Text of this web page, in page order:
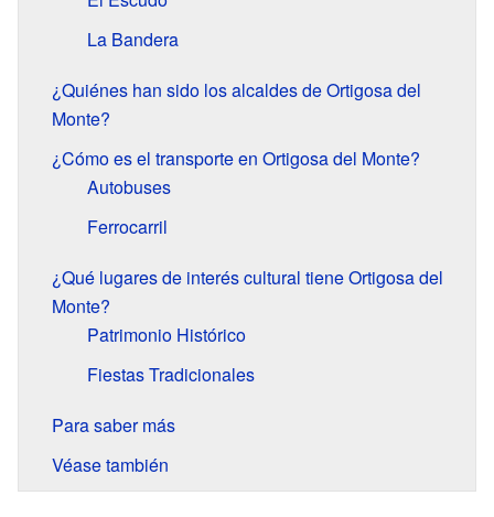
La Bandera
¿Quiénes han sido los alcaldes de Ortigosa del
Monte?
¿Cómo es el transporte en Ortigosa del Monte?
Autobuses
Ferrocarril
¿Qué lugares de interés cultural tiene Ortigosa del
Monte?
Patrimonio Histórico
Fiestas Tradicionales
Para saber más
Véase también